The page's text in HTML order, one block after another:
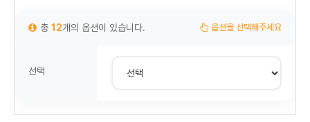
총 12개의 옵션이 있습니다. 옵션을 선택해주세요
선택